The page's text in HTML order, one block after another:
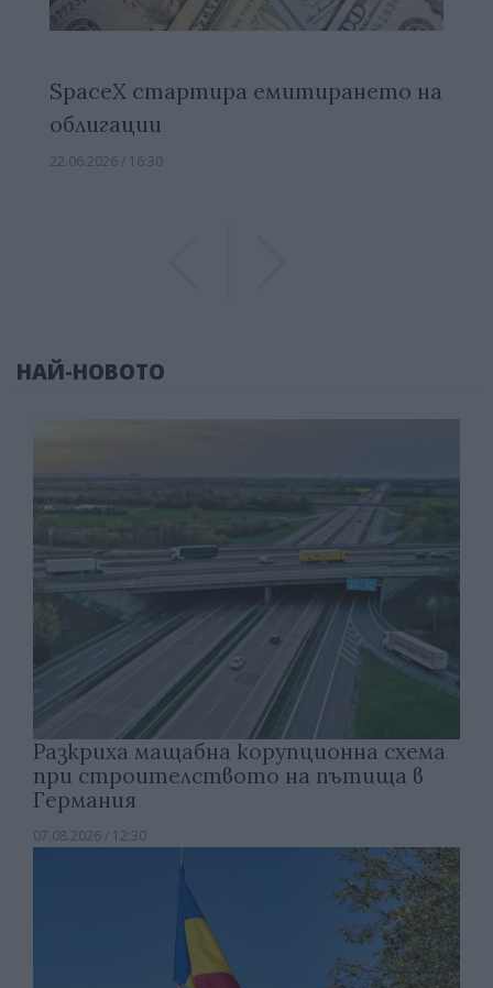
SpaceX стартира емитирането на
облигации
22.06.2026 / 16:30
НАЙ-НОВОТО
Разкриха мащабна корупционна схема
при строителството на пътища в
Германия
07.08.2026 / 12:30